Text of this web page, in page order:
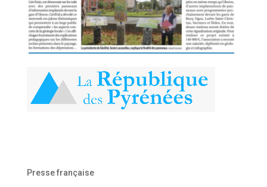
Presse française